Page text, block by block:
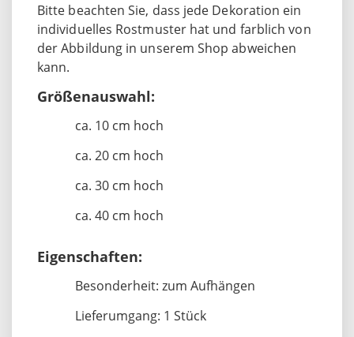
Bitte beachten Sie, dass jede Dekoration ein
individuelles Rostmuster hat und farblich von
der Abbildung in unserem Shop abweichen
kann.
Größenauswahl:
ca. 10 cm hoch
ca. 20 cm hoch
ca. 30 cm hoch
ca. 40 cm hoch
Eigenschaften:
Besonderheit: zum Aufhängen
Lieferumgang: 1 Stück